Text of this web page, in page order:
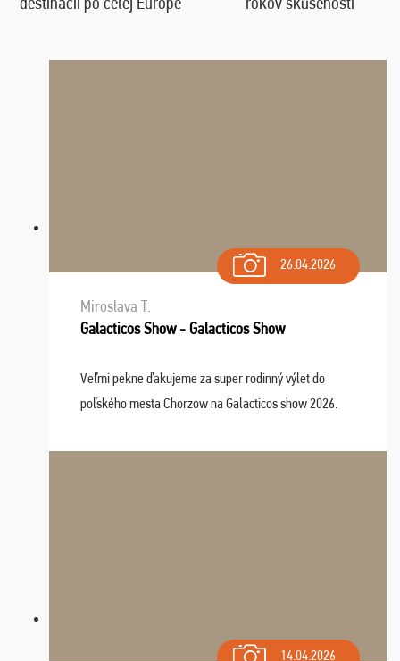
26.04.2026
Miroslava T.
Galacticos Show - Galacticos Show
Veľmi pekne ďakujeme za super rodinný výlet do
poľského mesta Chorzow na Galacticos show 2026.
Navštívili sme aj zábavný park Legendia, previe ...
14.04.2026